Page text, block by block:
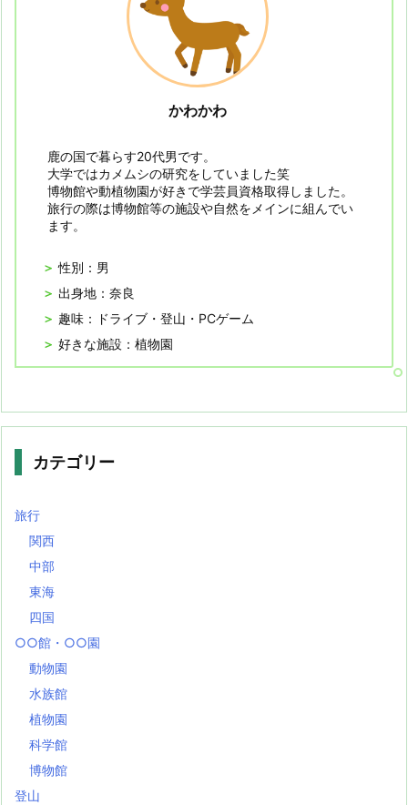
かわかわ
鹿の国で暮らす20代男です。
大学ではカメムシの研究をしていました笑
博物館や動植物園が好きで学芸員資格取得しました。
旅行の際は博物館等の施設や自然をメインに組んでい
ます。
性別：男
出身地：奈良
趣味：ドライブ・登山・PCゲーム
好きな施設：植物園
カテゴリー
旅行
関西
中部
東海
四国
○○館・○○園
動物園
水族館
植物園
科学館
博物館
登山